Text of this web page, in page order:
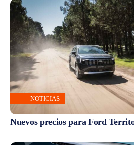
NOTICIAS
Nuevos precios para Ford